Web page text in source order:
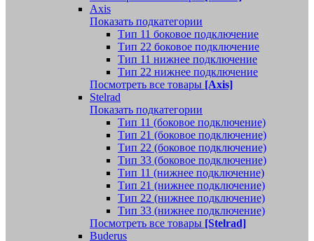
Axis
Показать подкатегории
Тип 11 боковое подключение
Тип 22 боковое подключение
Тип 11 нижнее подключение
Тип 22 нижнее подключение
Посмотреть все товары [Axis]
Stelrad
Показать подкатегории
Tип 11 (боковое подключение)
Тип 21 (боковое подключение)
Тип 22 (боковое подключение)
Тип 33 (боковое подключение)
Тип 11 (нижнее подключение)
Тип 21 (нижнее подключение)
Тип 22 (нижнее подключение)
Тип 33 (нижнее подключение)
Посмотреть все товары [Stelrad]
Buderus